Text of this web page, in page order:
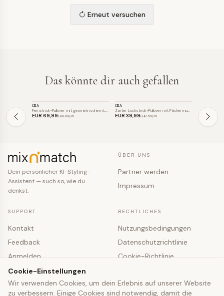
Erneut versuchen
Das könnte dir auch gefallen
SALE
IZIA
Feinstrick-Pullover mit geometrischem L…
EUR 69,99EUR 119,95
SALE
IZIA
Zarter Lochstrick-Pullover mit Fächermu…
EUR 39,99EUR 59,95
SALE
EUR 77
Dein persönlicher KI-Styling-
Assistent — such so, wie du
denkst.
ÜBER UNS
Partner werden
Impressum
SUPPORT
Kontakt
Feedback
Anmelden
Registrieren
RECHTLICHES
Nutzungsbedingungen
Datenschutzrichtlinie
Cookie-Richtlinie
Cookie-Einstellungen
Wir verwenden Cookies, um dein Erlebnis auf unserer Website
zu verbessern. Einige Cookies sind notwendig, damit die